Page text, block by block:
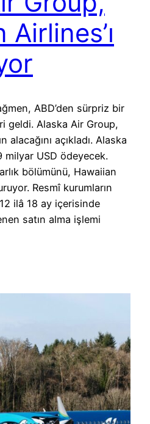
ABD’den sürpriz bir
geldi. Alaska Air Group,
alacağını açıkladı. Alaska
milyar USD ödeyecek.
bölümünü, Hawaiian
Resmî kurumların
ilâ 18 ay içerisinde
satın alma işlemi